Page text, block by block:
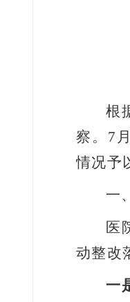
根
察。 7 月
情况予
一
医
动整改
一